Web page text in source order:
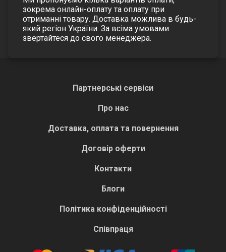
зокрема онлайн-оплату та оплату при
отриманні товару. Доставка можлива в будь-
який регіон України. За всіма умовами
звертайтеся до свого менеджера.
Партнерські сервіси
Про нас
Доставка, оплата та повернення
Договір оферти
Контакти
Блоги
Політика конфіденційності
Співпраця